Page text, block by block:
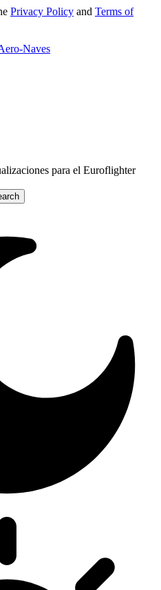
Privacy Policy and Terms of
para el Euroflighter